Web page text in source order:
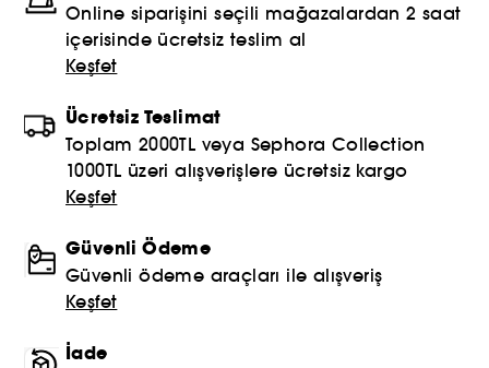
Online siparişini seçili mağazalardan 2 saat
içerisinde ücretsiz teslim al
Keşfet
Ücretsiz Teslimat
Toplam 2000TL veya Sephora Collection
1000TL üzeri alışverişlere ücretsiz kargo
Keşfet
Güvenli Ödeme
Güvenli ödeme araçları ile alışveriş
Keşfet
İade